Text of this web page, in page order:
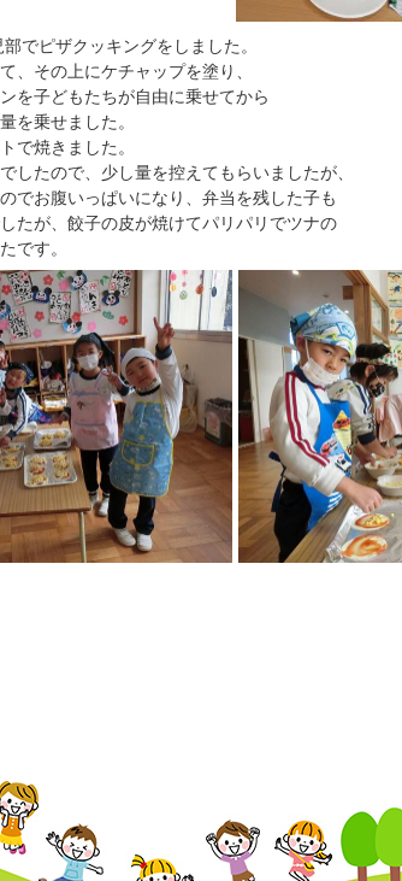
でピザクッキングをしました。
、その上にケチャップを塗り、
を子どもたちが自由に乗せてから
を乗せました。
で焼きました。
したので、少し量を控えてもらいましたが、
でお腹いっぱいになり、弁当を残した子も
たが、餃子の皮が焼けてパリパリでツナの
です。